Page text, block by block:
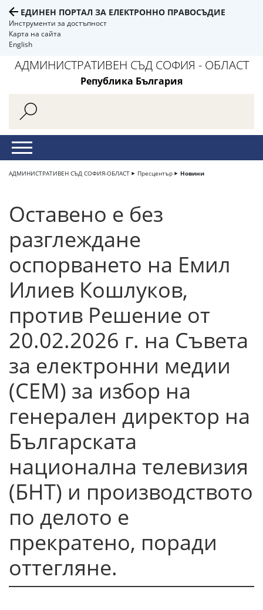
ЕДИНЕН ПОРТАЛ ЗА ЕЛЕКТРОННО ПРАВОСЪДИЕ
Инструменти за достъпност
Карта на сайта
English
АДМИНИСТРАТИВЕН СЪД СОФИЯ - ОБЛАСТ
Република България
АДМИНИСТРАТИВЕН СЪД СОФИЯ-ОБЛАСТ Пресцентър Новини
Оставено е без
разглеждане
оспорването на Емил
Илиев Кошлуков,
против Решение от
20.02.2026 г. на Съвета
за електронни медии
(СЕМ) за избор на
генерален директор на
Българската
национална телевизия
(БНТ) и производството
по делото е
прекратено, поради
оттегляне.